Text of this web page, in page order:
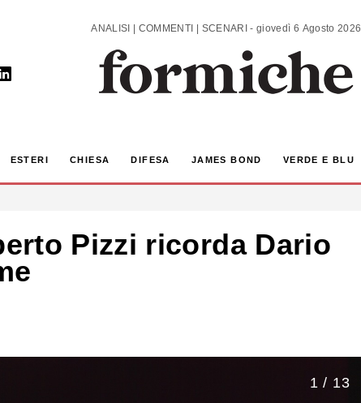
ANALISI | COMMENTI | SCENARI - giovedì 6 Agosto 2026
ESTERI CHIESA DIFESA JAMES BOND VERDE E BLU
Pizzi ricorda Dario
1 / 13